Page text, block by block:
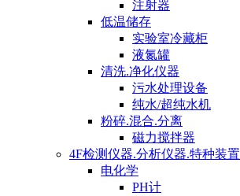
注射器
低温储存
实验室冷藏柜
液氮罐
清洗.净化仪器
污水处理设备
纯水/超纯水机
粉碎.混合.分离
磁力搅拌器
4F检测仪器.分析仪器.特种装置
电化学
PH计